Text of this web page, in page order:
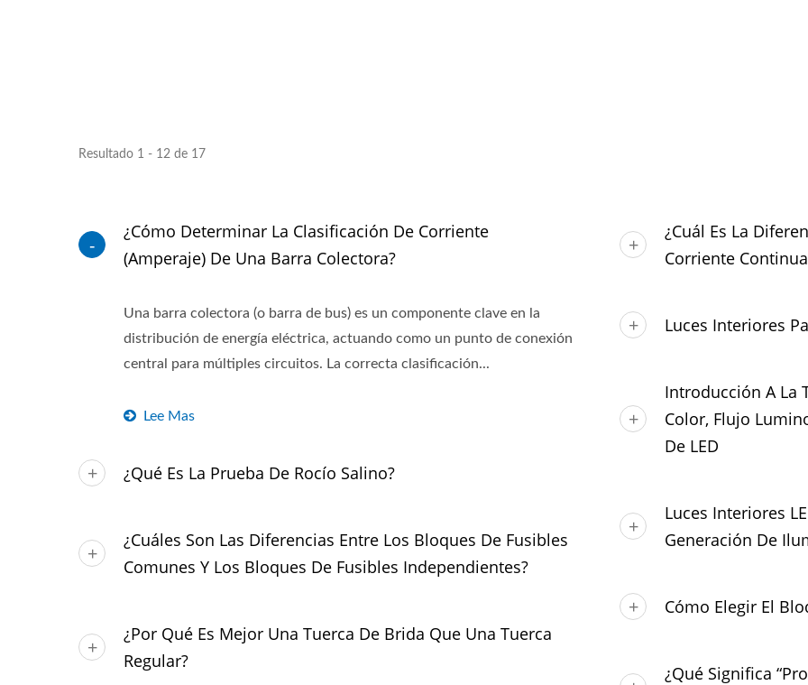
Resultado 1 - 12 de 17
¿Cómo Determinar La Clasificación De Corriente
(amperaje) De Una Barra Colectora?
Una barra colectora (o barra de bus) es un componente clave en la
distribución de energía eléctrica, actuando como un punto de conexión
central para múltiples circuitos. La correcta clasificación...
Lee Mas
¿Qué Es La Prueba De Rocío Salino?
¿Cuáles Son Las Diferencias Entre Los Bloques De Fusibles
Comunes Y Los Bloques De Fusibles Independientes?
¿Por Qué Es Mejor Una Tuerca De Brida Que Una Tuerca
Regular?
¿Cuál Es La
Corriente
Luces Interiores
Introducción A La
Color, Flujo
De LED
Luces Interiores
Generación De
Cómo Elegir El
¿Qué Significa